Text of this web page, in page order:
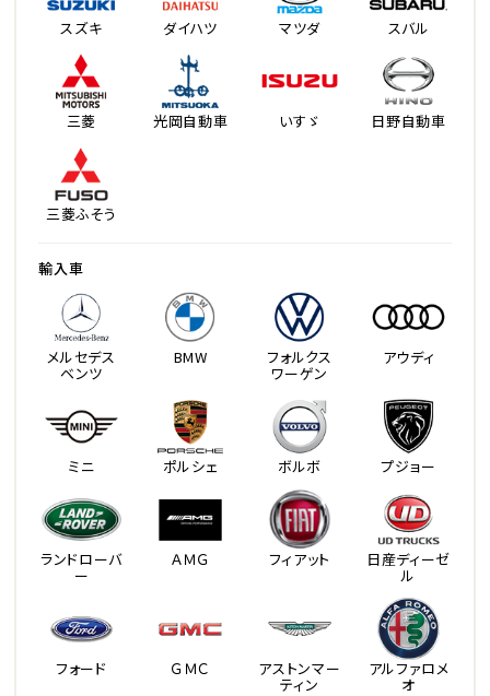
スズキ ダイハツ マツダ スバル
三菱 光岡自動車 いすゞ 日野自動車
三菱ふそう
輸入車
メルセデス
ベンツ
BMW フォルクス
ワーゲン
アウディ
ミニ ポルシェ ボルボ プジョー
ランドローバ
ー
ＡＭＧ フィアット 日産ディーゼ
ル
フォード ＧＭＣ アストンマー
ティン
アルファロメ
オ